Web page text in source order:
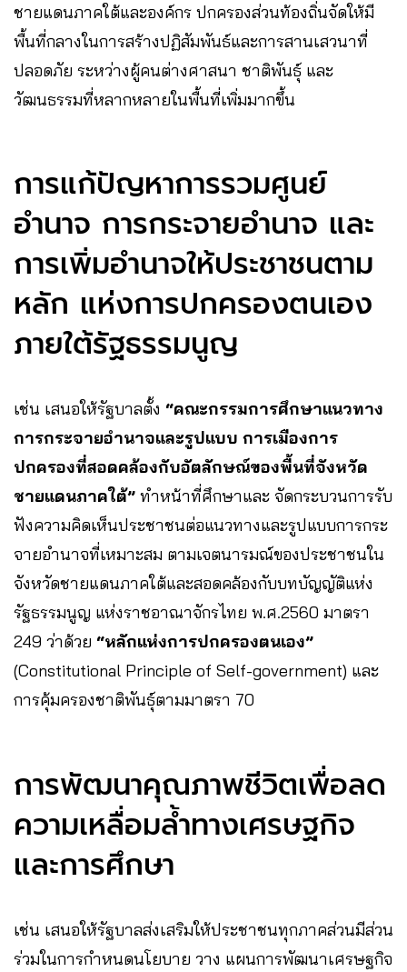
ชายแดนภาคใต้และองค์กร ปกครองส่วนท้องถิ่นจัดให้มี
พื้นที่กลางในการสร้างปฏิสัมพันธ์และการสานเสวนาที่
ปลอดภัย ระหว่างผู้คนต่างศาสนา ชาติพันธุ์ และ
วัฒนธรรมที่หลากหลายในพื้นที่เพิ่มมากขึ้น
การแก้ปัญหาการรวมศูนย์
อำนาจ การกระจายอำนาจ และ
การเพิ่มอำนาจให้ประชาชนตาม
หลัก แห่งการปกครองตนเอง
ภายใต้รัฐธรรมนูญ
เช่น เสนอให้รัฐบาลตั้ง “คณะกรรมการศึกษาแนวทาง
การกระจายอำนาจและรูปแบบ การเมืองการ
ปกครองที่สอดคล้องกับอัตลักษณ์ของพื้นที่จังหวัด
ชายแดนภาคใต้” ทำหน้าที่ศึกษาและ จัดกระบวนการรับ
ฟังความคิดเห็นประชาชนต่อแนวทางและรูปแบบการกระ
จายอำนาจที่เหมาะสม ตามเจตนารมณ์ของประชาชนใน
จังหวัดชายแดนภาคใต้และสอดคล้องกับบทบัญญัติแห่ง
รัฐธรรมนูญ แห่งราชอาณาจักรไทย พ.ศ.2560 มาตรา
249 ว่าด้วย “หลักแห่งการปกครองตนเอง”
(Constitutional Principle of Self-government) และ
การคุ้มครองชาติพันธุ์ตามมาตรา 70
การพัฒนาคุณภาพชีวิตเพื่อลด
ความเหลื่อมล้ำทางเศรษฐกิจ
และการศึกษา
เช่น เสนอให้รัฐบาลส่งเสริมให้ประชาชนทุกภาคส่วนมีส่วน
ร่วมในการกำหนดนโยบาย วาง แผนการพัฒนาเศรษฐกิจ